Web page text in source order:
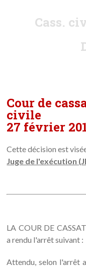
Cass.
Cour de
civile
27 février
Cette décision est
Juge de l'exécution
LA COUR DE
a rendu l'arrêt suivant :
Attendu, selon l'arrêt